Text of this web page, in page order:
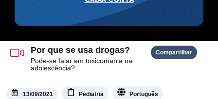
Por que se usa drogas?
Pode-se falar em toxicomania na
adolescência?
Compartilhar
13/09/2021 Pediatria Português